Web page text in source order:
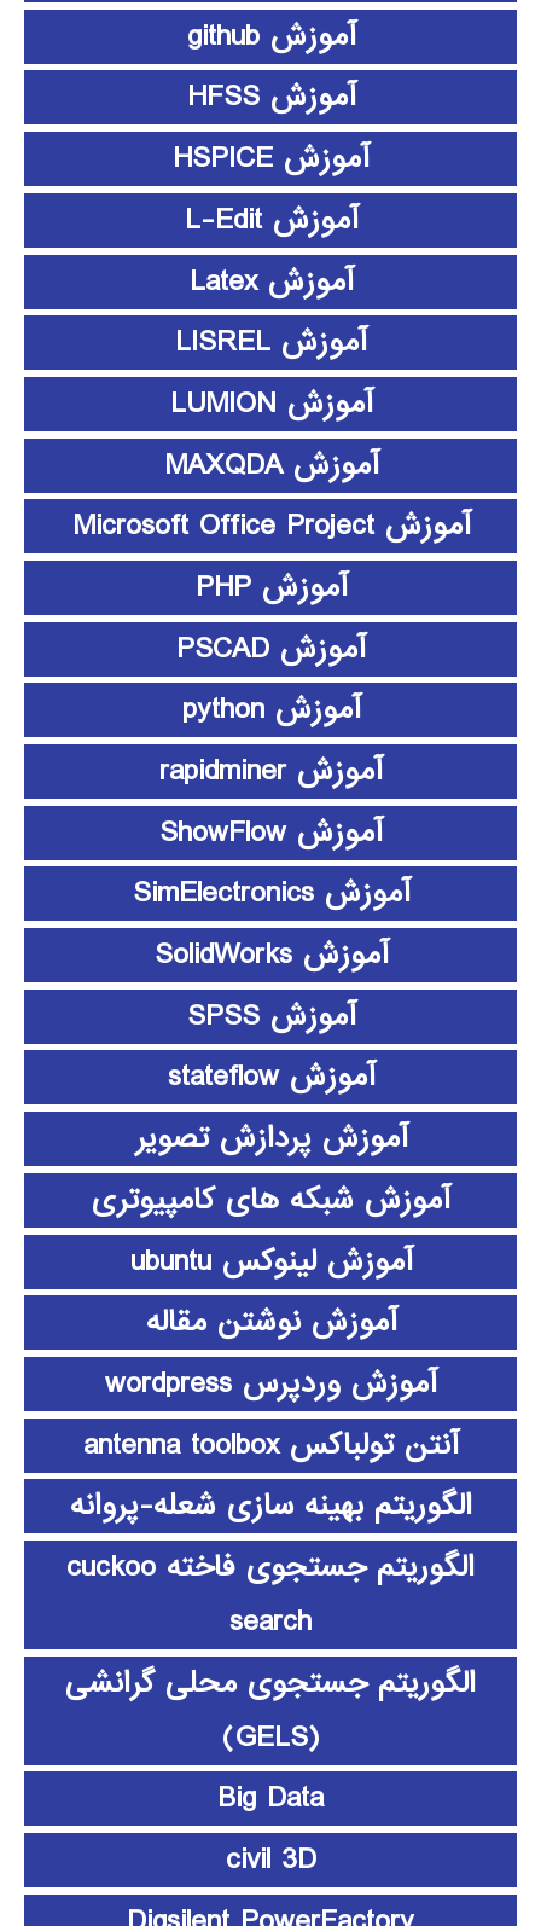
آموزش github
آموزش HFSS
آموزش HSPICE
آموزش L-Edit
آموزش Latex
آموزش LISREL
آموزش LUMION
آموزش MAXQDA
آموزش Microsoft Office Project
آموزش PHP
آموزش PSCAD
آموزش python
آموزش rapidminer
آموزش ShowFlow
آموزش SimElectronics
آموزش SolidWorks
آموزش SPSS
آموزش stateflow
آموزش پردازش تصویر
آموزش شبکه های کامپیوتری
آموزش لینوکس ubuntu
آموزش نوشتن مقاله
آموزش وردپرس wordpress
آنتن تولباکس antenna toolbox
الگوریتم بهینه سازی شعله-پروانه
الگوریتم جستجوی فاخته cuckoo
search
الگوریتم جستجوی محلی گرانشی
(GELS)
Big Data
civil 3D